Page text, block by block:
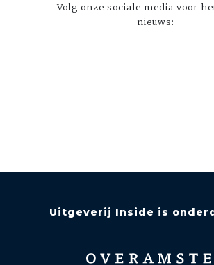
Volg onze sociale media voor
nieuws:
Uitgeverij Inside is